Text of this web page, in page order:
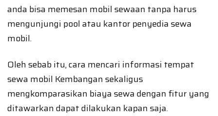
anda bisa memesan mobil sewaan tanpa harus
mengunjungi pool atau kantor penyedia sewa
mobil.
Oleh sebab itu, cara mencari informasi tempat
sewa mobil Kembangan sekaligus
mengkomparasikan biaya sewa dengan fitur yang
ditawarkan dapat dilakukan kapan saja.